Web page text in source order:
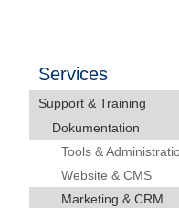
Services
Support & Training
Dokumentation
Tools &
Website & CMS
Marketing & CRM